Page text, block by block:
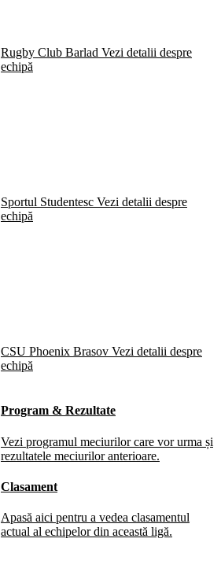
Rugby Club Barlad Vezi detalii despre
echipă
Sportul Studentesc Vezi detalii despre
echipă
CSU Phoenix Brasov Vezi detalii despre
echipă
Program & Rezultate
Vezi programul meciurilor care vor urma și
rezultatele meciurilor anterioare.
Clasament
Apasă aici pentru a vedea clasamentul
actual al echipelor din această ligă.